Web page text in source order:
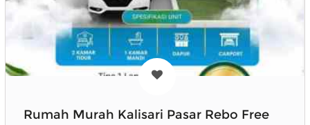
Rumah Murah Kalisari Pasar Rebo Free